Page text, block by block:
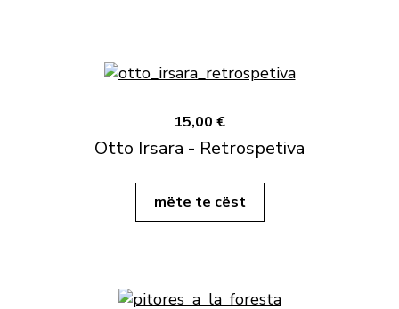
15,00 €
Otto Irsara - Retrospetiva
mëte te cëst